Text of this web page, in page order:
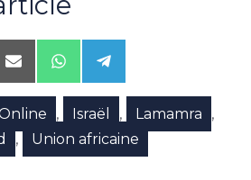
Share
on
Email
Share
on
WhatsApp
Share
on
Telegram
, Israël , Lamamra ,
, Union africaine